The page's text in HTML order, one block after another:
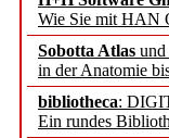
Wie Sie mit HAN
Sobotta Atlas
in der Anatomie
bibliotheca:
Ein rundes